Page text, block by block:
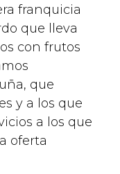
franquicia
que lleva
con frutos
que
y a los que
a los que
oferta